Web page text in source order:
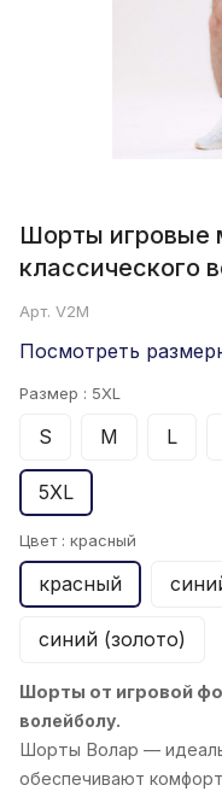
Шорты игровые
классического
Арт. V2M
Посмотреть
Размер : 5XL
S M L
5XL
Цвет : красный
красный
синий (золото)
Шорты от игровой
волейболу.
Шорты Волар —
обеспечивают